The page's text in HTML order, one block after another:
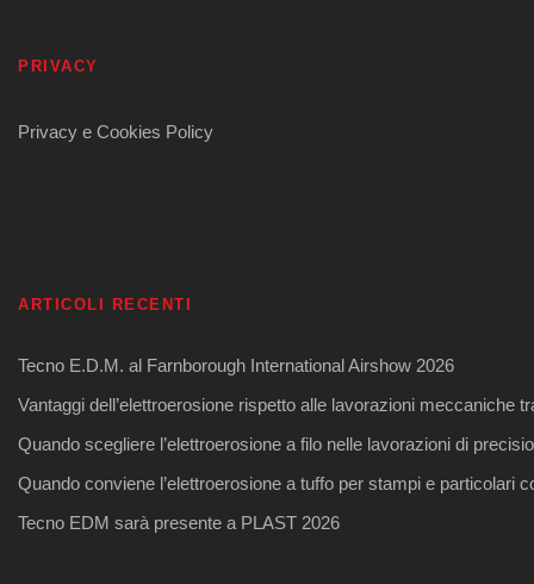
PRIVACY
Privacy e Cookies Policy
ARTICOLI RECENTI
Tecno E.D.M. al Farnborough International Airshow 2026
Vantaggi dell’elettroerosione rispetto alle lavorazioni meccaniche
Quando scegliere l’elettroerosione a filo nelle lavorazioni di
Quando conviene l’elettroerosione a tuffo per stampi e particolari
Tecno EDM sarà presente a PLAST 2026